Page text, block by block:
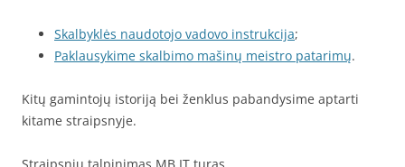
Skalbyklės naudotojo vadovo instrukcija;
Paklausykime skalbimo mašinų meistro patarimų.
Kitų gamintojų istoriją bei ženklus pabandysime aptarti
kitame straipsnyje.
Straipsnių talpinimas MB IT turas